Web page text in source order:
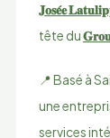
𝐉𝐨𝐬𝐞́𝐞
tête du
📍 Basé à
une
services